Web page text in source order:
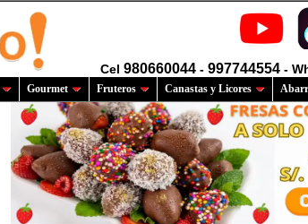
Cel 980660044 - 997744554 -
Gourmet Fruteros Canastas y Licores